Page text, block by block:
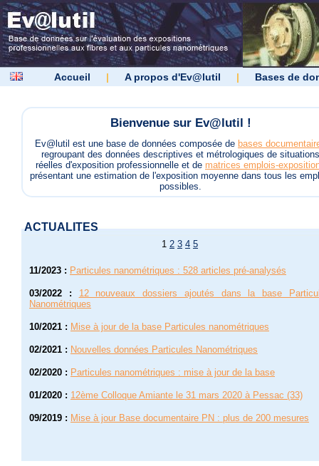
Accueil | A propos d'Ev@lutil | Bases de
Bienvenue sur Ev@lutil !
Ev@lutil est une base de données composée de bases
regroupant des données descriptives et métrologiques de situations
réelles d'exposition professionnelle et de matrices emplois-
présentant une estimation de l'exposition moyenne dans tous les
possibles.
ACTUALITES
1 2 3 4 5
11/2023 : Particules nanométriques : 528 articles pré-analysés
03/2022 :
12 nouveaux dossiers ajoutés dans la base
Nanométriques
10/2021 : Mise à jour de la base Particules nanométriques
02/2021 : Nouvelles données Particules Nanométriques
02/2020 : Particules nanométriques : mise à jour de la base
01/2020 : 12ème Colloque Amiante le 31 mars 2020 à Pessac (33)
09/2019 : Mise à jour Base documentaire PN : plus de 200 mesures